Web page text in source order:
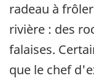
radeau à
rivière : des
falaises.
que le chef